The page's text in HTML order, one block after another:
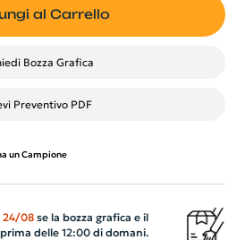
al Carrello
Bozza Grafica
Preventivo PDF
un Campione
24/08se la bozza grafica e il
delle 12:00 di domani.